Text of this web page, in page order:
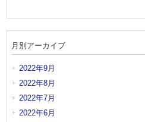
月別アーカイブ
2022年9月
2022年8月
2022年7月
2022年6月